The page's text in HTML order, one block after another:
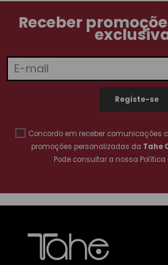
Receber
Concordo em receber comunicações
promoções personalizadas da Tahe
Pode consultar a nossa Política